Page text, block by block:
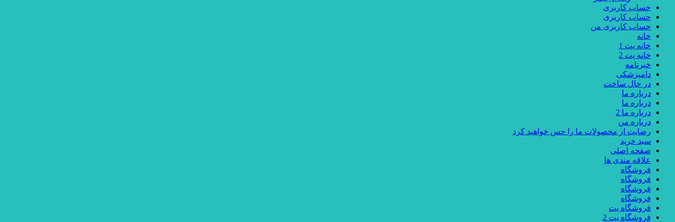
حساب کاربری
حساب کاربری
حساب کاربری من
خانه
خانه پت 1
خانه پت 2
خبرنامه
دامپزشکی
در حال ساخت
درباره ما
درباره ما
درباره ما 2
درباره من
رضایت از محصولات ما را حس خواهید کرد
سبد خرید
صفحه اصلی
علاقه مندی ها
فروشگاه
فروشگاه
فروشگاه
فروشگاه
فروشگاه پت
فروشگاه پت 2